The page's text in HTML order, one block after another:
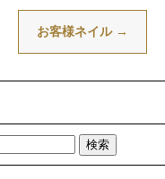
お客様ネイル →